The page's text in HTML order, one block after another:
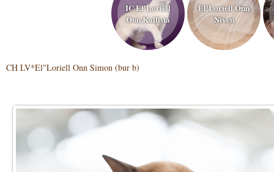
IC El'Loriell
Onn Kallista
El'Loriell Onn
Niven
CH LV*El"Loriell Onn Simon (bur b)